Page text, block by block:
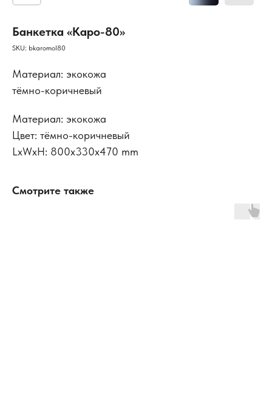
Банкетка «Каро-80»
SKU: bkaromol80
Материал: экокожа
тёмно-коричневый
Материал: экокожа
Цвет: тёмно-коричневый
LxWxH: 800x330x470 mm
Смотрите также